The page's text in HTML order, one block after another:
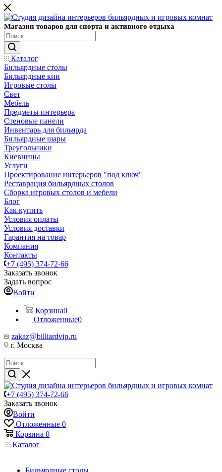
Магазин товаров для спорта и активного отдыха
Каталог
Бильярдные столы
Бильярдные кии
Игровые столы
Свет
Мебель
Предметы интерьера
Стеновые панели
Инвентарь для бильярда
Бильярдные шары
Треугольники
Киевницы
Услуги
Проектирование интерьеров "под ключ"
Реставрация бильярдных столов
Сборка игровых столов и мебели
Блог
Как купить
Условия оплаты
Условия доставки
Гарантия на товар
Компания
Контакты
+7 (495) 374-72-66
Заказать звонок
Задать вопрос
Войти
Корзина0
Отложенные0
zakaz@billiardvip.ru
г. Москва
+7 (495) 374-72-66
Заказать звонок
Войти
Отложенные 0
Корзина 0
Каталог
Бильярдные столы